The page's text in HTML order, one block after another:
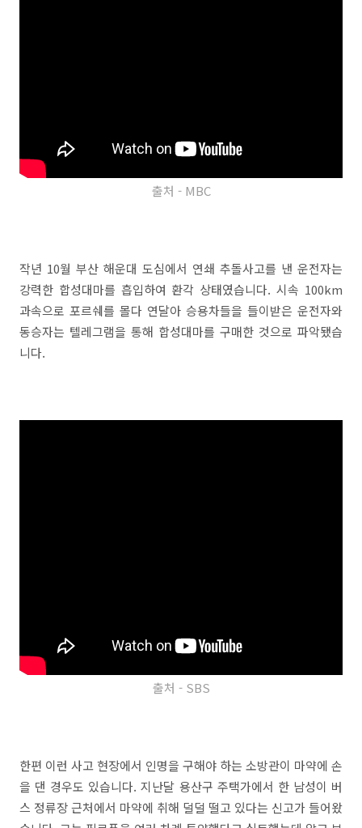
출처 - MBC
작년 10월 부산 해운대 도심에서 연쇄 추돌사고를 낸 운전자는
강력한 합성대마를 흡입하여 환각 상태였습니다. 시속 100km
과속으로 포르쉐를 몰다 연달아 승용차들을 들이받은 운전자와
동승자는 텔레그램을 통해 합성대마를 구매한 것으로 파악됐습
니다.
출처 - SBS
한편 이런 사고 현장에서 인명을 구해야 하는 소방관이 마약에 손
을 댄 경우도 있습니다. 지난달 용산구 주택가에서 한 남성이 버
스 정류장 근처에서 마약에 취해 덜덜 떨고 있다는 신고가 들어왔